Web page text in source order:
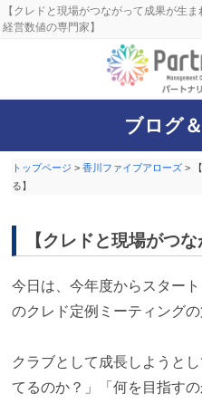
【クレドと現場がつながって成果が生
経営数値の専門家】
ブログ
トップページ >香川ファイブアローズ >
る】
【クレドと現場がつ
今日は、今年度からスター
のクレド定例ミーティングの
クラブとして成長しようと
てるのか？」「何を目指す